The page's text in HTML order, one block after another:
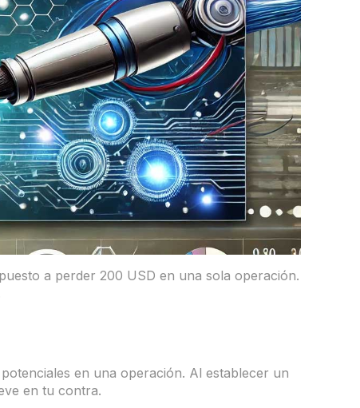
a perder 200 USD en una sola operación.
en una operación. Al establecer un
en tu contra.